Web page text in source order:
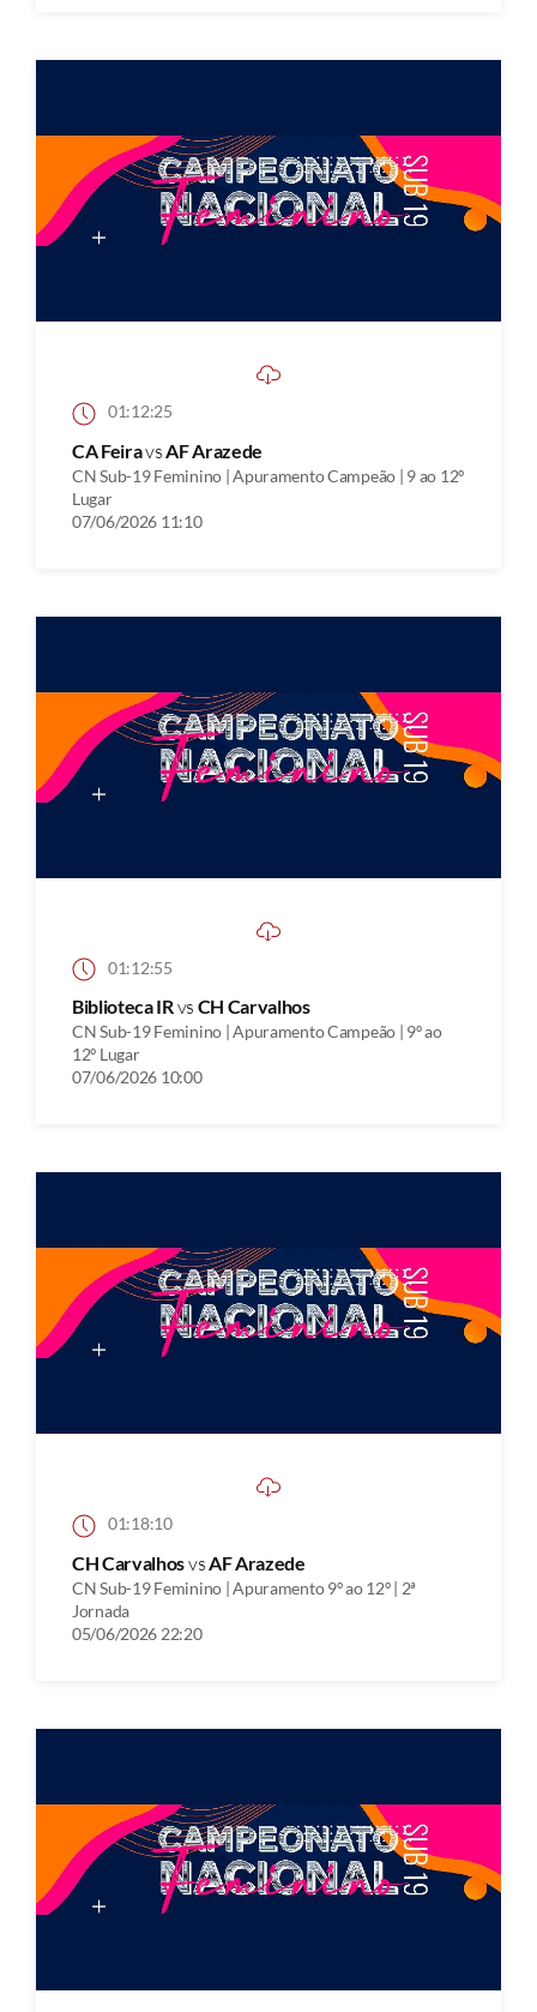
01:12:25
CA FeiravsAF Arazede
CN Sub-19 Feminino | Apuramento Campeão | 9 ao 12º
Lugar
07/06/2026 11:10
01:12:55
Biblioteca IRvs CH Carvalhos
CN Sub-19 Feminino | Apuramento Campeão | 9º ao
12º Lugar
07/06/2026 10:00
01:18:10
CH Carvalhosvs AF Arazede
CN Sub-19 Feminino | Apuramento 9º ao 12º | 2ª
Jornada
05/06/2026 22:20